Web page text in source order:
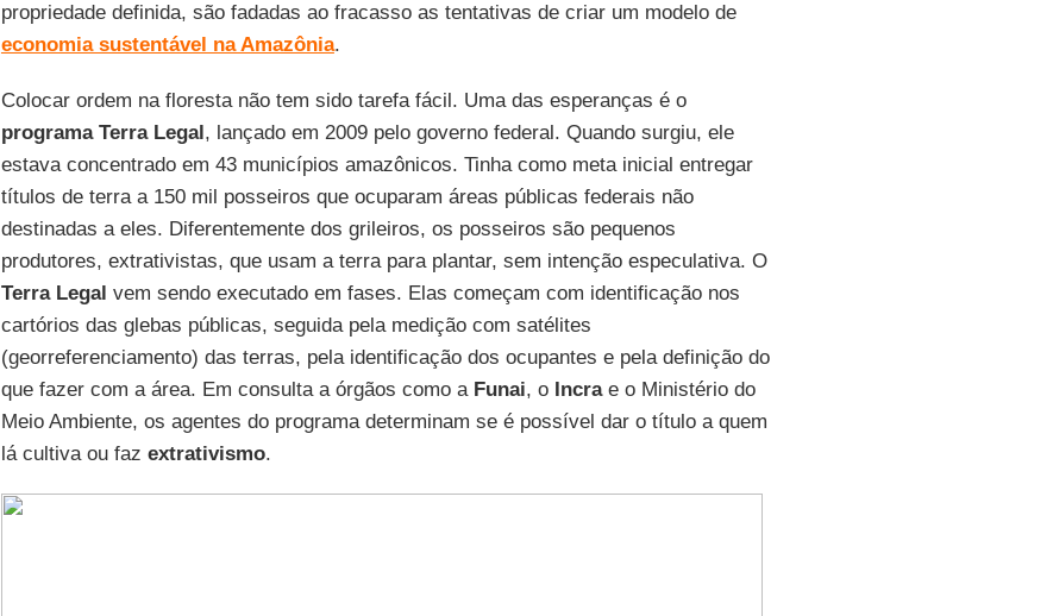
propriedade definida, são fadadas ao fracasso as tentativas de criar um modelo de
economia sustentável na Amazônia.
Colocar ordem na floresta não tem sido tarefa fácil. Uma das esperanças é o
programa Terra Legal, lançado em 2009 pelo governo federal. Quando surgiu, ele
estava concentrado em 43 municípios amazônicos. Tinha como meta inicial entregar
títulos de terra a 150 mil posseiros que ocuparam áreas públicas federais não
destinadas a eles. Diferentemente dos grileiros, os posseiros são pequenos
produtores, extrativistas, que usam a terra para plantar, sem intenção especulativa. O
Terra Legal vem sendo executado em fases. Elas começam com identificação nos
cartórios das glebas públicas, seguida pela medição com satélites
(georreferenciamento) das terras, pela identificação dos ocupantes e pela definição do
que fazer com a área. Em consulta a órgãos como a Funai, o Incrae o Ministério do
Meio Ambiente, os agentes do programa determinam se é possível dar o título a quem
lá cultiva ou faz extrativismo.